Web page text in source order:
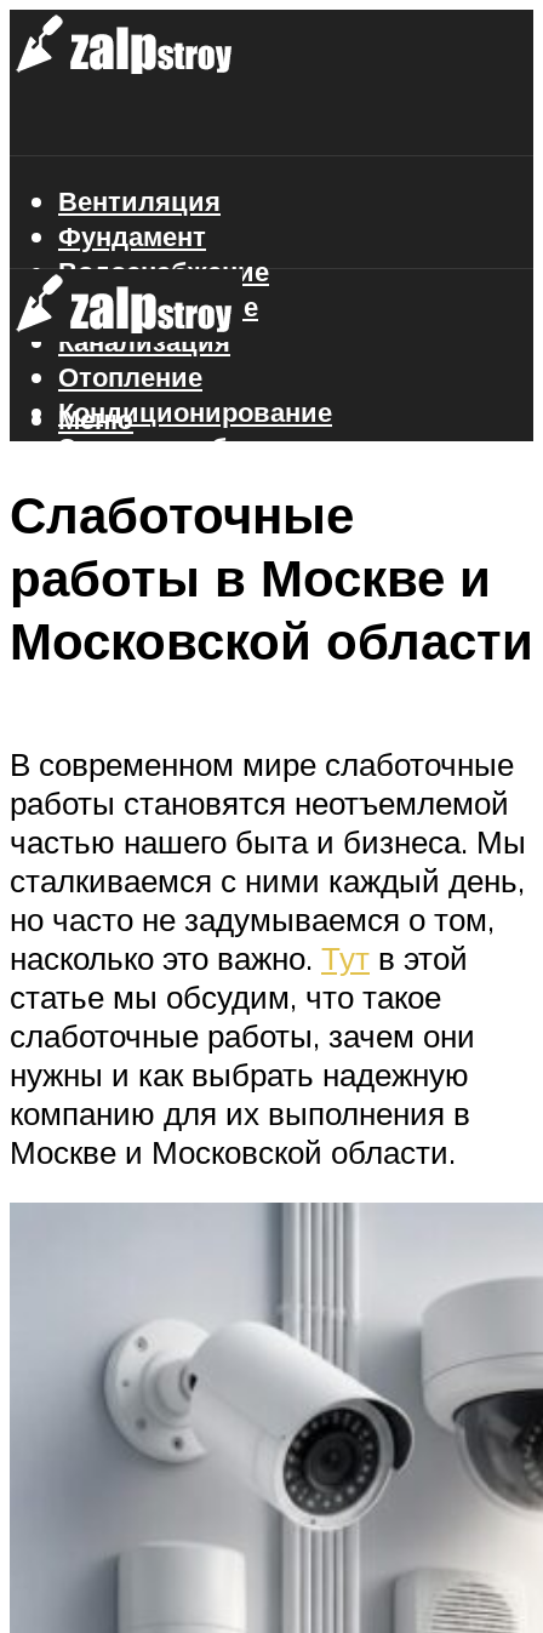
Вентиляция
Фундамент
Водоснабжение
Газоснабжение
Канализация
Отопление
Кондиционирование
Электроснабжение
Меню
Меню
Слаботочные
работы в Москве и
Московской области
В современном мире слаботочные
работы становятся неотъемлемой
частью нашего быта и бизнеса. Мы
сталкиваемся с ними каждый день,
но часто не задумываемся о том,
насколько это важно. Тут в этой
статье мы обсудим, что такое
слаботочные работы, зачем они
нужны и как выбрать надежную
компанию для их выполнения в
Москве и Московской области.